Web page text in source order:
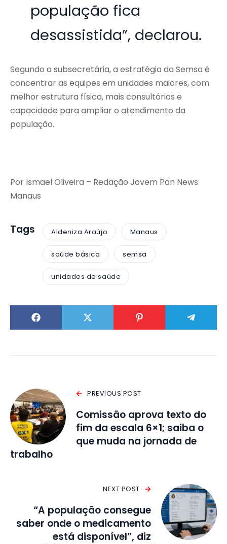
população fica
desassistida”, declarou.
Segundo a subsecretária, a estratégia da Semsa é
concentrar as equipes em unidades maiores, com
melhor estrutura física, mais consultórios e
capacidade para ampliar o atendimento da
população.
Por Ismael Oliveira – Redação Jovem Pan News
Manaus
Tags Aldeniza Araújo Manaus
saúde básica semsa
unidades de saúde
PREVIOUS POST
Comissão aprova texto do
fim da escala 6×1; saiba o
que muda na jornada de
trabalho
NEXT POST
“A população consegue
saber onde o medicamento
está disponível”, diz